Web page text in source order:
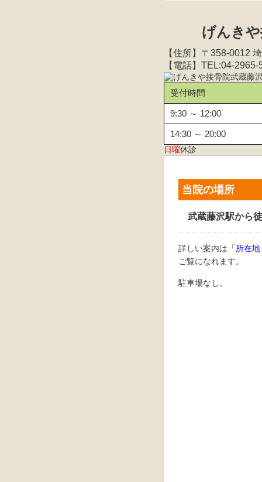
げんき
【住所】〒358-0012
【電話】TEL:04-2965-
受付時間
9:30 ～ 12:00
14:30 ～ 20:00
日曜休診
当院の場所
武蔵藤沢駅から
詳しい案内は「所在
ご覧になれます。
駐車場なし。